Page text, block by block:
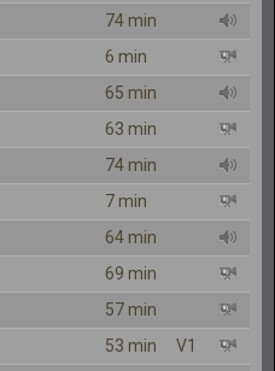
74 min
6 min
65 min
63 min
74 min
7 min
64 min
69 min
57 min
53 min
V1